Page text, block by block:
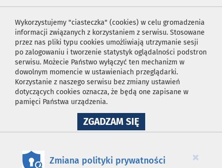
Wykorzystujemy "ciasteczka" (cookies) w celu gromadzenia
informacji związanych z korzystaniem z serwisu. Stosowane
przez nas pliki typu cookies umożliwiają utrzymanie sesji
po zalogowaniu i tworzenie statystyk oglądalności podstron
serwisu. Możecie Państwo wyłączyć ten mechanizm w
dowolnym momencie w ustawieniach przeglądarki.
Korzystanie z naszego serwisu bez zmiany ustawień
dotyczących cookies oznacza, że będą one zapisane w
pamięci Państwa urządzenia.
ZGADZAM SIĘNA
WYKORZYSTANIE
×
Zmiana polityki prywatności